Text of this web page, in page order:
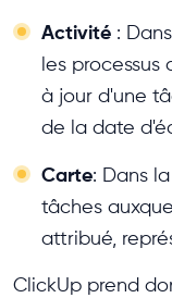
Activité :
les
à jour d'une
de la date
Carte: Dans
tâches
attribué,
ClickUp prend